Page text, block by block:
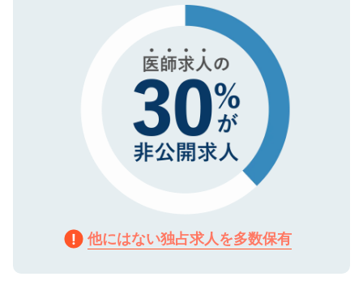
で、機密保持に関してもご安心ください。
他にはない独占求人を多数保有